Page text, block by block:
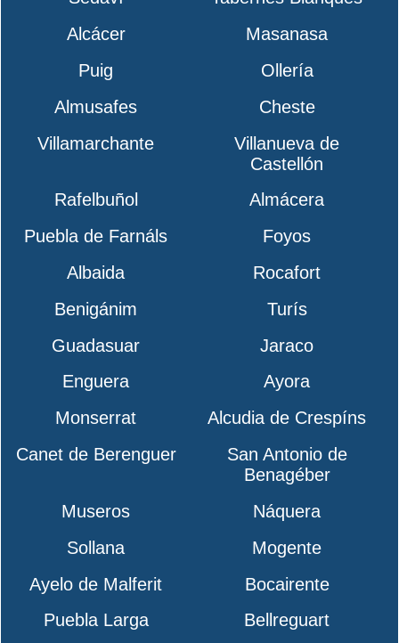
Alcácer
Masanasa
Puig
Ollería
Almusafes
Cheste
Villamarchante
Villanueva de
Castellón
Rafelbuñol
Almácera
Puebla de Farnáls
Foyos
Albaida
Rocafort
Benigánim
Turís
Guadasuar
Jaraco
Enguera
Ayora
Monserrat
Alcudia de Crespíns
Canet de Berenguer
San Antonio de
Benagéber
Museros
Náquera
Sollana
Mogente
Ayelo de Malferit
Bocairente
Puebla Larga
Bellreguart